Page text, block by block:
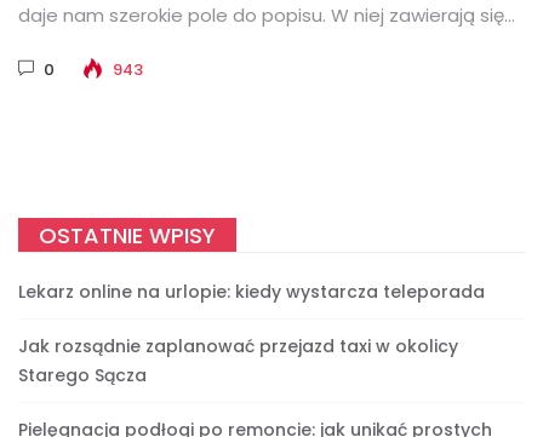
daje nam szerokie pole do popisu. W niej zawierają się
0 943
OSTATNIE WPISY
Lekarz online na urlopie: kiedy wystarcza teleporada
Jak rozsądnie zaplanować przejazd taxi w okolicy
Starego Sącza
Pielęgnacja podłogi po remoncie: jak unikać prostych